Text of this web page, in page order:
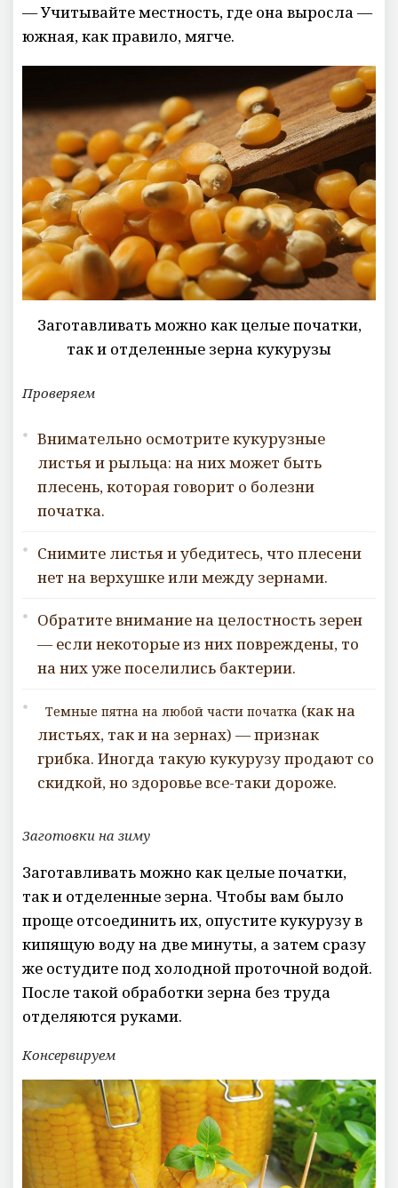
— Учитывайте местность, где она выросла —
южная, как правило, мягче.
Заготавливать можно как целые початки,
так и отделенные зерна кукурузы
Проверяем
Внимательно осмотрите кукурузные
листья и рыльца: на них может быть
плесень, которая говорит о болезни
початка.
Снимите листья и убедитесь, что плесени
нет на верхушке или между зернами.
Обратите внимание на целостность зерен
— если некоторые из них повреждены, то
на них уже поселились бактерии.
Темные пятна на любой части початка (как на
листьях, так и на зернах) — признак
грибка. Иногда такую кукурузу продают со
скидкой, но здоровье все-таки дороже.
Заготовки на зиму
Заготавливать можно как целые початки,
так и отделенные зерна. Чтобы вам было
проще отсоединить их, опустите кукурузу в
кипящую воду на две минуты, а затем сразу
же остудите под холодной проточной водой.
После такой обработки зерна без труда
отделяются руками.
Консервируем